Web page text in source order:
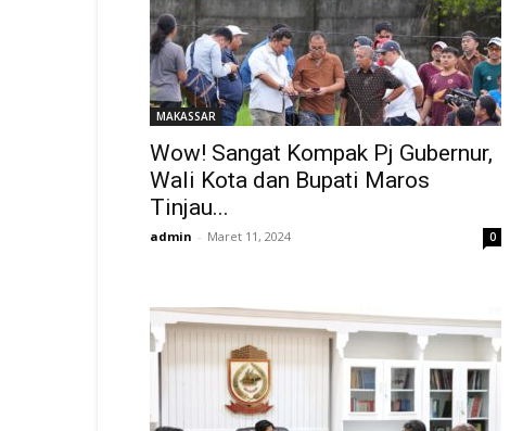
MAKASSAR
Wow! Sangat Kompak Pj Gubernur,
Wali Kota dan Bupati Maros
Tinjau...
admin - Maret 11, 2024 0